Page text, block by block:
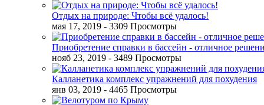
Отдых на природе: Чтобы всё удалось!
мая 17, 2019 - 3309 Просмотры
Приобретение справки в бассейн - отличное
нояб 23, 2019 - 3489 Просмотры
Калланетика комплекс упражнений для похудения
янв 03, 2019 - 4465 Просмотры